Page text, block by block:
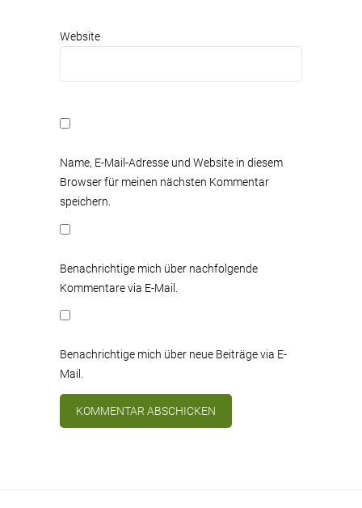
Website
Name, E-Mail-Adresse und Website in diesem
Browser für meinen nächsten Kommentar
speichern.
Benachrichtige mich über nachfolgende
Kommentare via E-Mail.
Benachrichtige mich über neue Beiträge via E-
Mail.